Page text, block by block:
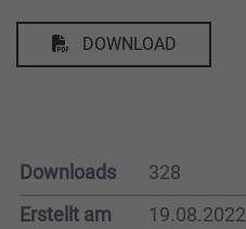
DOWNLOAD
Downloads
328
Erstellt am
19.08.2022